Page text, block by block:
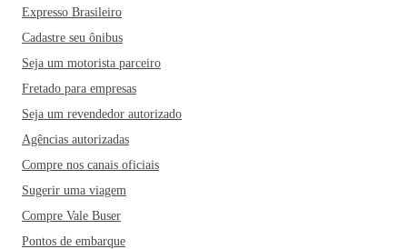
Expresso Brasileiro
Cadastre seu ônibus
Seja um motorista parceiro
Fretado para empresas
Seja um revendedor autorizado
Agências autorizadas
Compre nos canais oficiais
Sugerir uma viagem
Compre Vale Buser
Pontos de embarque